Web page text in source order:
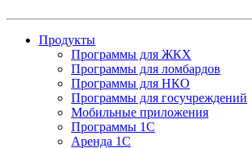
Продукты
Программы для ЖКХ
Программы для ломбардов
Программы для НКО
Программы для госучреждений
Мобильные приложения
Программы 1С
Аренда 1С